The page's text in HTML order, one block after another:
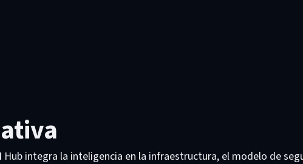
Hub integra la inteligencia en la infraestructura, el modelo de